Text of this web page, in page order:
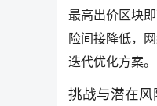
最高出价区块
险间接降低，
迭代优化方案。
挑战与潜在